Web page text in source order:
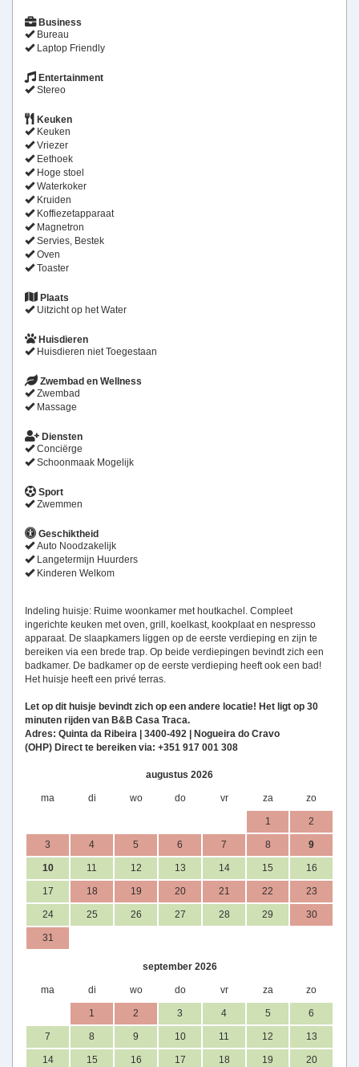
Business
Bureau
Laptop Friendly
Entertainment
Stereo
Keuken
Keuken
Vriezer
Eethoek
Hoge stoel
Waterkoker
Kruiden
Koffiezetapparaat
Magnetron
Servies, Bestek
Oven
Toaster
Plaats
Uitzicht op het Water
Huisdieren
Huisdieren niet Toegestaan
Zwembad en Wellness
Zwembad
Massage
Diensten
Conciërge
Schoonmaak Mogelijk
Sport
Zwemmen
Geschiktheid
Auto Noodzakelijk
Langetermijn Huurders
Kinderen Welkom
Indeling huisje: Ruime woonkamer met houtkachel. Compleet
ingerichte keuken met oven, grill, koelkast, kookplaat en nespresso
apparaat. De slaapkamers liggen op de eerste verdieping en zijn te
bereiken via een brede trap. Op beide verdiepingen bevindt zich een
badkamer. De badkamer op de eerste verdieping heeft ook een bad!
Het huisje heeft een privé terras.
Let op dit huisje bevindt zich op een andere locatie! Het ligt op 30
minuten rijden van B&B Casa Traca.
Adres: Quinta da Ribeira | 3400-492 | Nogueira do Cravo
(OHP) Direct te bereiken via: +351 917 001 308
augustus 2026
ma di wo do vr za zo
1 2
3 4 5 6 7 8 9
10 11 12 13 14 15 16
17 18 19 20 21 22 23
24 25 26 27 28 29 30
31
september 2026
ma di wo do vr za zo
1 2 3 4 5 6
7 8 9 10 11 12 13
14 15 16 17 18 19 20